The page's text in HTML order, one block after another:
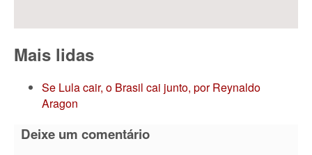
Mais lidas
Se Lula cair, o Brasil cai junto, por Reynaldo
Aragon
Deixe um comentário